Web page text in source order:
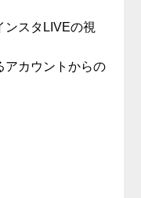
ンスタLIVEの視
アカウントからの